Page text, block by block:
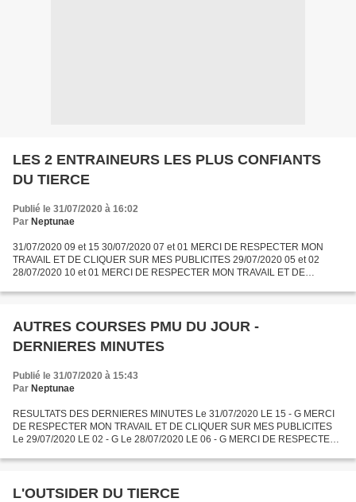
LES 2 ENTRAINEURS LES PLUS CONFIANTS
DU TIERCE
Publié le 31/07/2020 à 16:02
Par Neptunae
31/07/2020 09 et 15 30/07/2020 07 et 01 MERCI DE RESPECTER MON
TRAVAIL ET DE CLIQUER SUR MES PUBLICITES 29/07/2020 05 et 02
28/07/2020 10 et 01 MERCI DE RESPECTER MON TRAVAIL ET DE
MERCI...
AUTRES COURSES PMU DU JOUR -
DERNIERES MINUTES
Publié le 31/07/2020 à 15:43
Par Neptunae
RESULTATS DES DERNIERES MINUTES Le 31/07/2020 LE 15 - G MERCI
DE RESPECTER MON TRAVAIL ET DE CLIQUER SUR MES PUBLICITES
Le 29/07/2020 LE 02 - G Le 28/07/2020 LE 06 - G MERCI DE RESPECTER
05...
L'OUTSIDER DU TIERCE